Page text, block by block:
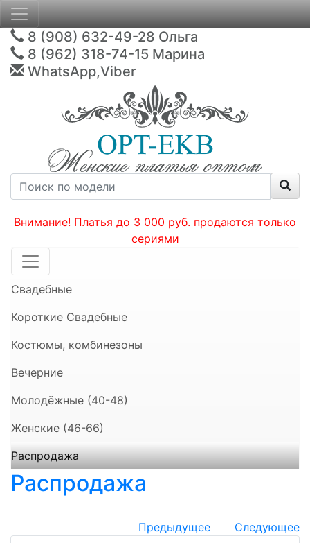
8 (908) 632-49-28 Ольга
8 (962) 318-74-15 Марина
WhatsApp,Viber
Внимание! Платья до 3 000 руб. продаются только
сериями
Свадебные
Короткие Свадебные
Костюмы, комбинезоны
Вечерние
Молодёжные (40-48)
Женские (46-66)
Распродажа
Распродажа
Предыдущее Следующее